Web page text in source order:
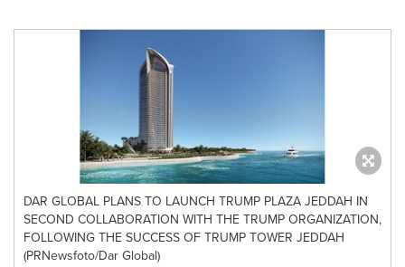
DAR GLOBAL PLANS TO LAUNCH TRUMP PLAZA JEDDAH IN
SECOND COLLABORATION WITH THE TRUMP ORGANIZATION,
FOLLOWING THE SUCCESS OF TRUMP TOWER JEDDAH
(PRNewsfoto/Dar Global)